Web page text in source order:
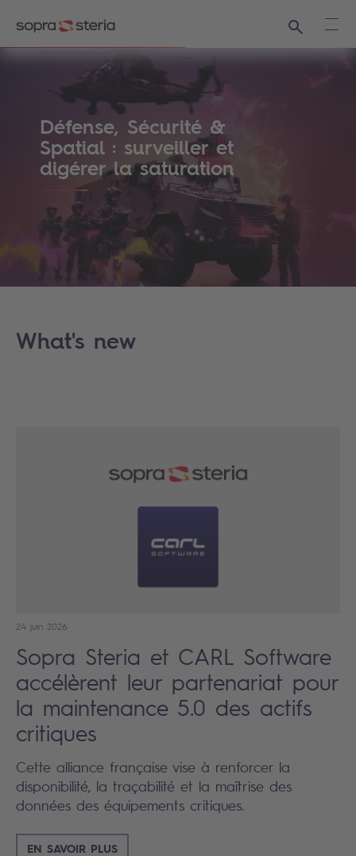
Sopra Steria France - Le monde est tel
Recherche
Défense, Sécurité &
Spatial : surveiller et
digérer la saturation
What's new
24 juin 2026
Sopra Steria et CARL Software
accélèrent leur partenariat pour
la maintenance 5.0 des actifs
critiques
Cette alliance française vise à renforcer la
disponibilité, la traçabilité et la maîtrise des
données des équipements critiques.
EN SAVOIR PLUS